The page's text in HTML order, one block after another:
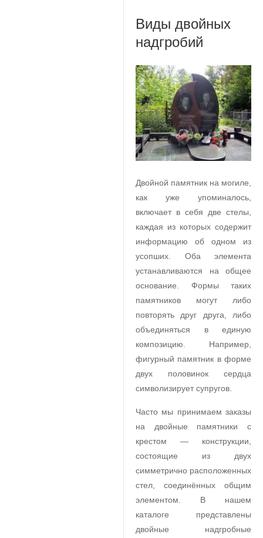
Виды двойных
надгробий
Двойной памятник на могиле,
как уже упоминалось,
включает в себя две стелы,
каждая из которых содержит
информацию об одном из
усопших. Оба элемента
устанавливаются на общее
основание. Формы таких
памятников могут либо
повторять друг друга, либо
объединяться в единую
композицию. Например,
фигурный памятник в форме
двух половинок сердца
символизирует супругов.
Часто мы принимаем заказы
на двойные памятники с
крестом — конструкции,
состоящие из двух
симметрично расположенных
стел, соединённых общим
элементом. В нашем
каталоге представлены
двойные надгробные